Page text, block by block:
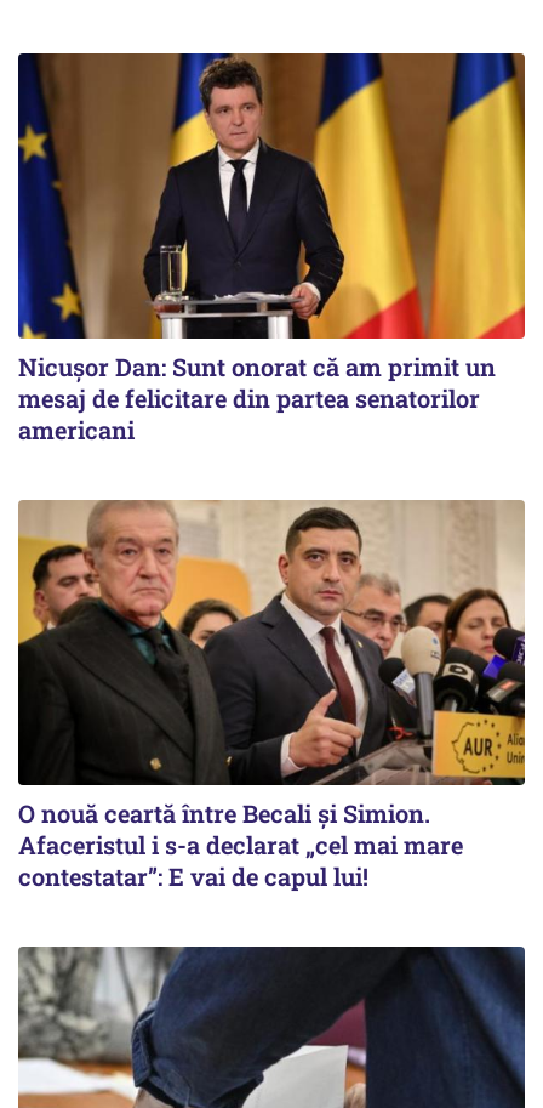
Nicușor Dan: Sunt onorat că am primit un
mesaj de felicitare din partea senatorilor
americani
O nouă ceartă între Becali și Simion.
Afaceristul i s-a declarat „cel mai mare
contestatar”: E vai de capul lui!